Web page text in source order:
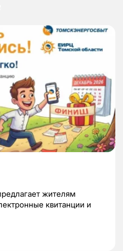
жителям
квитанции и